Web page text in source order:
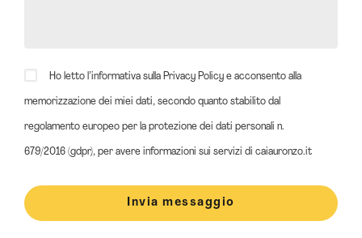
Ho letto l’informativa sulla Privacy Policy e acconsento alla
memorizzazione dei miei dati, secondo quanto stabilito dal
regolamento europeo per la protezione dei dati personali n.
679/2016 (gdpr), per avere informazioni sui servizi di caiauronzo.it